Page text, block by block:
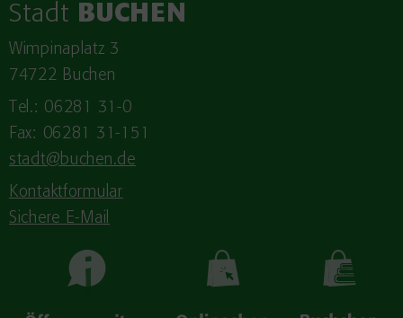
Stadt BUCHEN
Wimpinaplatz 3
74722 Buchen
Tel.: 06281 31-0
Fax: 06281 31-151
stadt@buchen.de
Kontaktformular
Sichere E-Mail